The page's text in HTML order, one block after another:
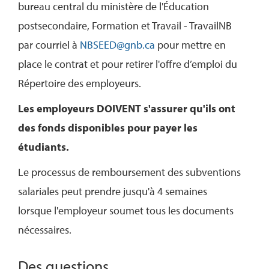
bureau central du ministère de l'Éducation
postsecondaire, Formation et Travail - TravailNB
par courriel à NBSEED@gnb.ca pour mettre en
place le contrat et pour retirer l'offre d’emploi du
Répertoire des employeurs.
Les employeurs DOIVENT s'assurer qu'ils ont
des fonds disponibles pour payer les
étudiants.
Le processus de remboursement des subventions
salariales peut prendre jusqu'à 4 semaines
lorsque l'employeur soumet tous les documents
nécessaires.